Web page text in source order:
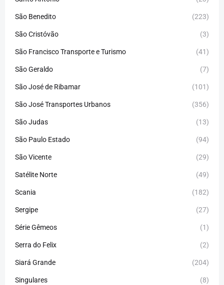
São Benedito (223)
São Cristóvão (3)
São Francisco Transporte e Turismo (41)
São Geraldo (7)
São José de Ribamar (101)
São José Transportes Urbanos (356)
São Judas (13)
São Paulo Estado (94)
São Vicente (29)
Satélite Norte (49)
Scania (182)
Sergipe (27)
Série Gêmeos (1)
Serra do Felix (2)
Siará Grande (204)
Singulares (8)